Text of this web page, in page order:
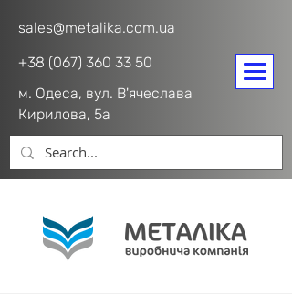
sales@metalika.com.ua
+38 (067) 360 33 50
м. Одеса, вул. В'ячеслава
Кирилова, 5а